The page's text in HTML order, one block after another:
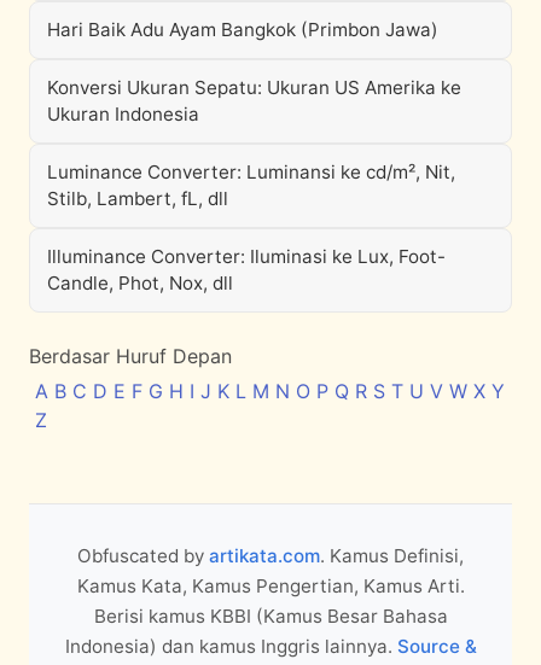
Hari Baik Adu Ayam Bangkok (Primbon Jawa)
Konversi Ukuran Sepatu: Ukuran US Amerika ke
Ukuran Indonesia
Luminance Converter: Luminansi ke cd/m², Nit,
Stilb, Lambert, fL, dll
Illuminance Converter: Iluminasi ke Lux, Foot-
Candle, Phot, Nox, dll
Berdasar Huruf Depan
A B C D E F G H I J K L M N O P Q R S T U V W X Y
Z
Obfuscated by artikata.com. Kamus Definisi,
Kamus Kata, Kamus Pengertian, Kamus Arti.
Berisi kamus KBBI (Kamus Besar Bahasa
Indonesia) dan kamus Inggris lainnya. Source &